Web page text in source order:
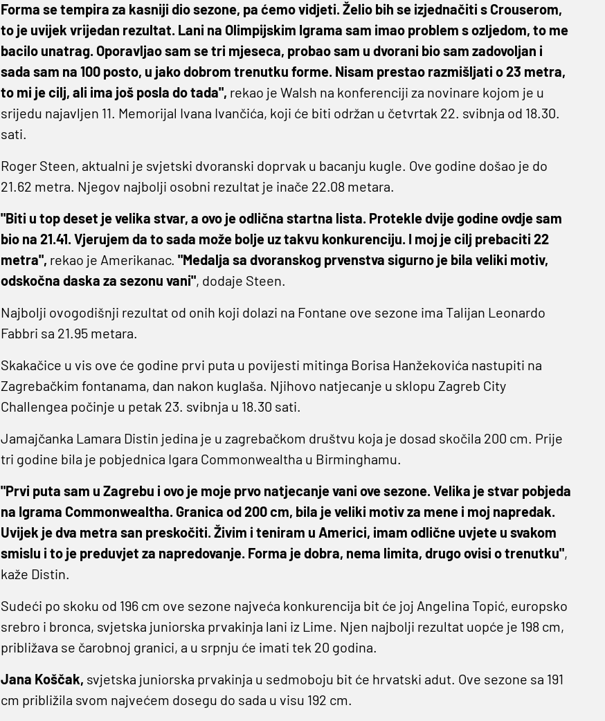
Forma se tempira za kasniji dio sezone, pa ćemo vidjeti. Želio bih se izjednačiti s Crouserom,
to je uvijek vrijedan rezultat. Lani na Olimpijskim Igrama sam imao problem s ozljedom, to me
bacilo unatrag. Oporavljao sam se tri mjeseca, probao sam u dvorani bio sam zadovoljan i
sada sam na 100 posto, u jako dobrom trenutku forme. Nisam prestao razmišljati o 23 metra,
to mi je cilj, ali ima još posla do tada", rekao je Walsh na konferenciji za novinare kojom je u
srijedu najavljen 11. Memorijal Ivana Ivančića, koji će biti održan u četvrtak 22. svibnja od 18.30.
sati.
Roger Steen, aktualni je svjetski dvoranski doprvak u bacanju kugle. Ove godine došao je do
21.62 metra. Njegov najbolji osobni rezultat je inače 22.08 metara.
"Biti u top deset je velika stvar, a ovo je odlična startna lista. Protekle dvije godine ovdje sam
bio na 21.41. Vjerujem da to sada može bolje uz takvu konkurenciju. I moj je cilj prebaciti 22
metra", rekao je Amerikanac. "Medalja sa dvoranskog prvenstva sigurno je bila veliki motiv,
odskočna daska za sezonu vani", dodaje Steen.
Najbolji ovogodišnji rezultat od onih koji dolazi na Fontane ove sezone ima Talijan Leonardo
Fabbri sa 21.95 metara.
Skakačice u vis ove će godine prvi puta u povijesti mitinga Borisa Hanžekovića nastupiti na
Zagrebačkim fontanama, dan nakon kuglaša. Njihovo natjecanje u sklopu Zagreb City
Challengea počinje u petak 23. svibnja u 18.30 sati.
Jamajčanka Lamara Distin jedina je u zagrebačkom društvu koja je dosad skočila 200 cm. Prije
tri godine bila je pobjednica Igara Commonwealtha u Birminghamu.
"Prvi puta sam u Zagrebu i ovo je moje prvo natjecanje vani ove sezone. Velika je stvar pobjeda
na Igrama Commonwealtha. Granica od 200 cm, bila je veliki motiv za mene i moj napredak.
Uvijek je dva metra san preskočiti. Živim i teniram u Americi, imam odlične uvjete u svakom
smislu i to je preduvjet za napredovanje. Forma je dobra, nema limita, drugo ovisi o trenutku",
kaže Distin.
Sudeći po skoku od 196 cm ove sezone najveća konkurencija bit će joj Angelina Topić, europsko
srebro i bronca, svjetska juniorska prvakinja lani iz Lime. Njen najbolji rezultat uopće je 198 cm,
približava se čarobnoj granici, a u srpnju će imati tek 20 godina.
Jana Koščak, svjetska juniorska prvakinja u sedmoboju bit će hrvatski adut. Ove sezone sa 191
cm približila svom najvećem dosegu do sada u visu 192 cm.